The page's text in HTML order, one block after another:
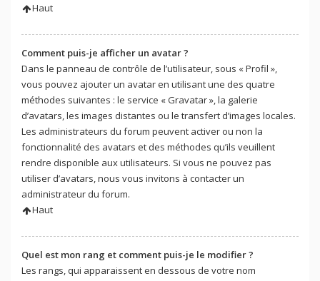
Haut
Comment puis-je afficher un avatar ?
Dans le panneau de contrôle de l’utilisateur, sous « Profil »,
vous pouvez ajouter un avatar en utilisant une des quatre
méthodes suivantes : le service « Gravatar », la galerie
d’avatars, les images distantes ou le transfert d’images locales.
Les administrateurs du forum peuvent activer ou non la
fonctionnalité des avatars et des méthodes qu’ils veuillent
rendre disponible aux utilisateurs. Si vous ne pouvez pas
utiliser d’avatars, nous vous invitons à contacter un
administrateur du forum.
Haut
Quel est mon rang et comment puis-je le modifier ?
Les rangs, qui apparaissent en dessous de votre nom